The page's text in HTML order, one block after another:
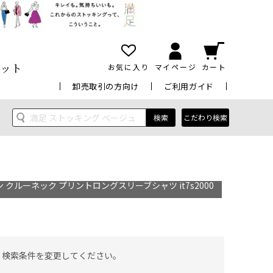
ト お気に入り マイページ カート
卸売取引の方向け ご利用ガイド
検索 こだわり検索
ルーネック プリントロングスリーブシャツ it7s2000
索条件を変更してください。